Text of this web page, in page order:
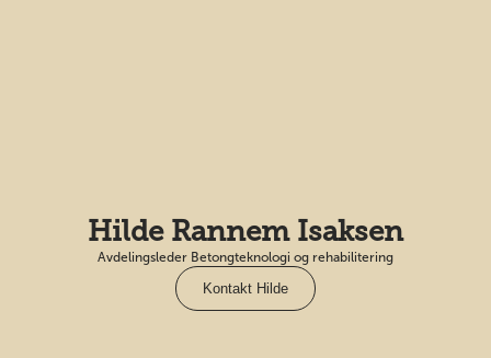
Hilde Rannem Isaksen
Avdelingsleder Betongteknologi og rehabilitering
Kontakt Hilde